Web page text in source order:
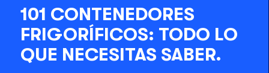
101 CONTENEDORES
FRIGORÍFICOS: TODO LO
QUE NECESITAS SABER.